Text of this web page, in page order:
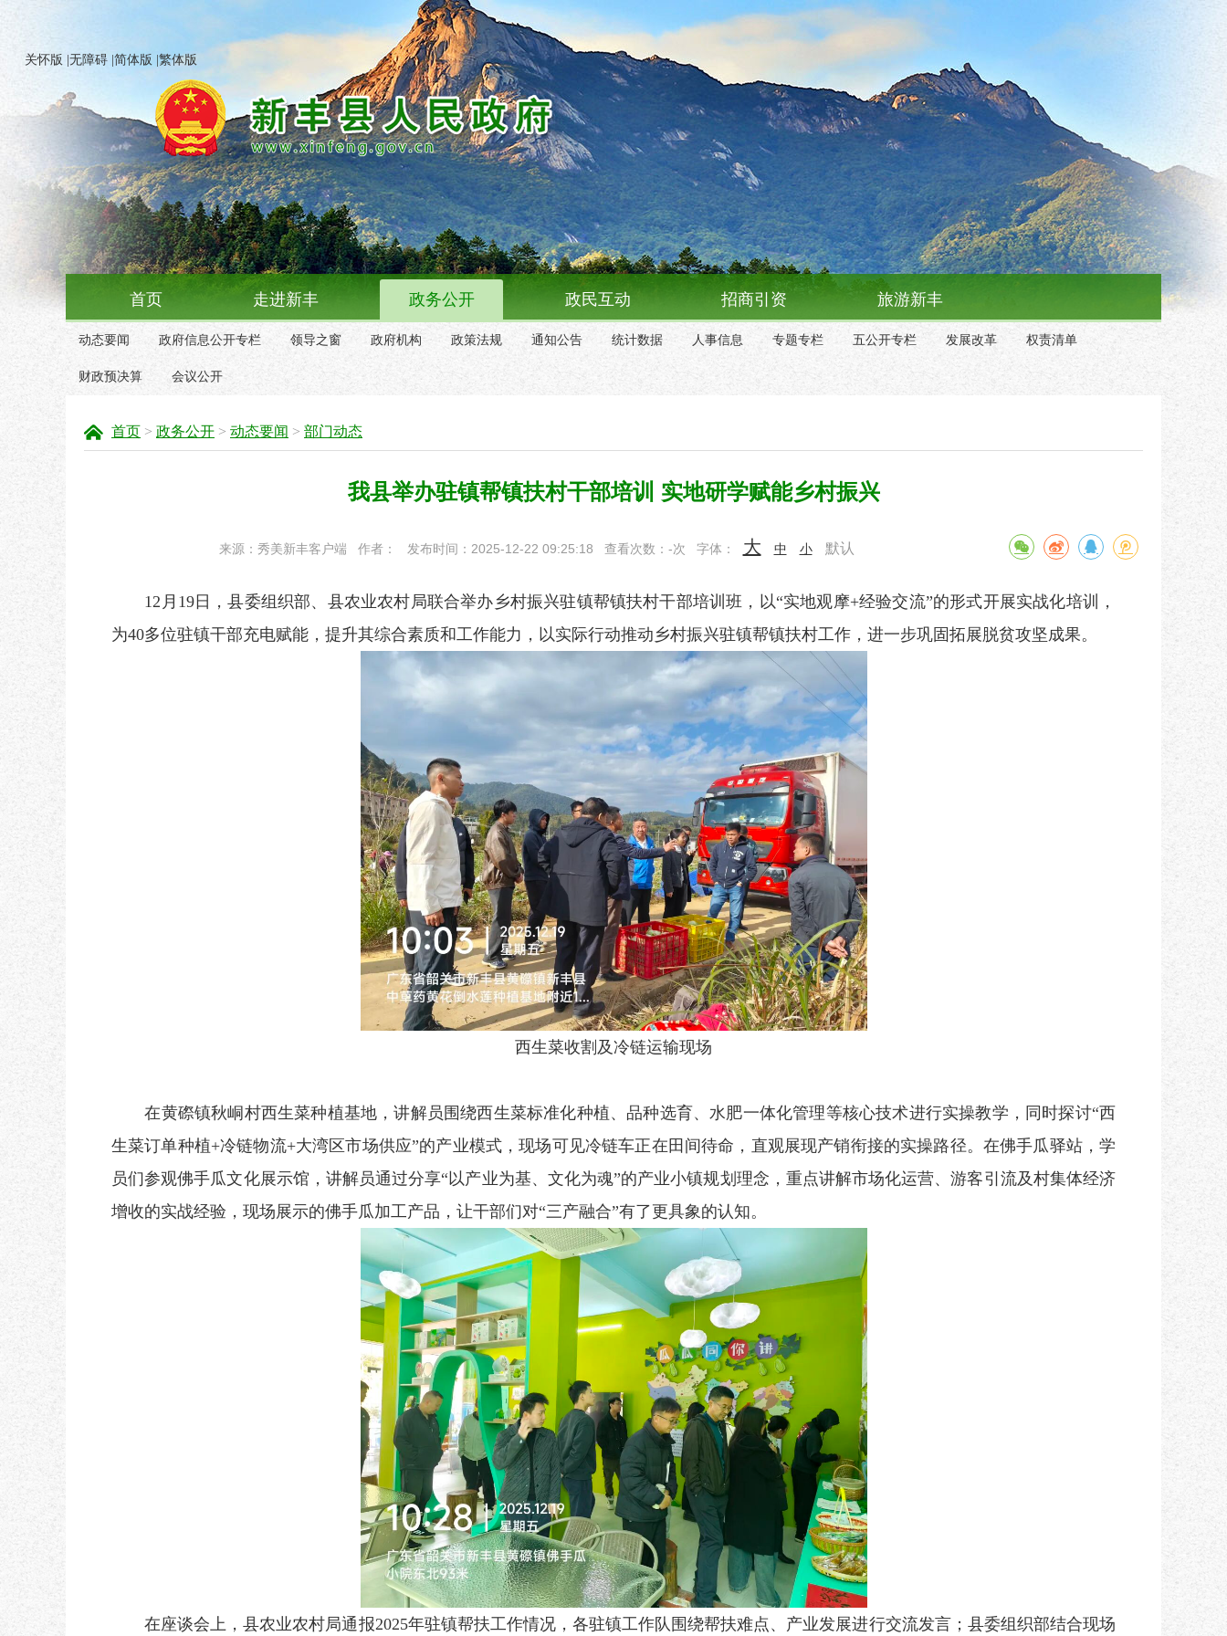
关怀版 无障碍 简体版 繁体版
首页 走进新丰 政务公开 政民互动 招商引资 旅游新丰
动态要闻 政府信息公开专栏 领导之窗 政府机构 政策法规 通知公告 统计数据 人事信息 专题专栏 五公开专栏 发展改革 权责清单
财政预决算 会议公开
首页 > 政务公开 > 动态要闻 > 部门动态
我县举办驻镇帮镇扶村干部培训 实地研学赋能乡村振兴
来源：秀美新丰客户端 作者： 发布时间：2025-12-22 09:25:18 查看次数： -次 字体： 大 中 小 默认
12月19日，县委组织部、县农业农村局联合举办乡村振兴驻镇帮镇扶村干部培训班，以“实地观摩+经验交流”的形式开展实战化培训，
为40多位驻镇干部充电赋能，提升其综合素质和工作能力，以实际行动推动乡村振兴驻镇帮镇扶村工作，进一步巩固拓展脱贫攻坚成果。
西生菜收割及冷链运输现场
在黄磜镇秋峒村西生菜种植基地，讲解员围绕西生菜标准化种植、品种选育、水肥一体化管理等核心技术进行实操教学，同时探讨“西
生菜订单种植+冷链物流+大湾区市场供应”的产业模式，现场可见冷链车正在田间待命，直观展现产销衔接的实操路径。在佛手瓜驿站，学
员们参观佛手瓜文化展示馆，讲解员通过分享“以产业为基、文化为魂”的产业小镇规划理念，重点讲解市场化运营、游客引流及村集体经济
增收的实战经验，现场展示的佛手瓜加工产品，让干部们对“三产融合”有了更具象的认知。
在座谈会上，县农业农村局通报2025年驻镇帮扶工作情况，各驻镇工作队围绕帮扶难点、产业发展进行交流发言；县委组织部结合现场